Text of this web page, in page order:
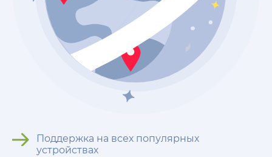
Поддержка на всех популярных
устройствах